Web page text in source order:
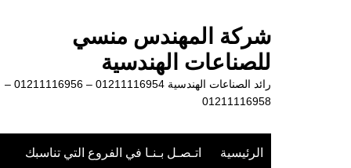
شركة المهندس منسي
للصناعات الهندسية
رائد الصناعات الهندسية 01211116954 – 01211116956 –
01211116958
الرئيسية اتـصـل بـنـا في الفروع التي تناسبك